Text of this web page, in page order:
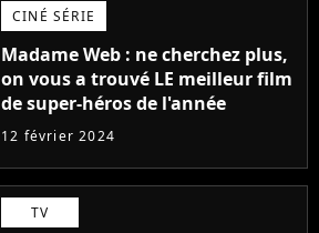
CINÉ SÉRIE
Madame Web : ne cherchez plus,
on vous a trouvé LE meilleur film
de super-héros de l'année
12 février 2024
TV